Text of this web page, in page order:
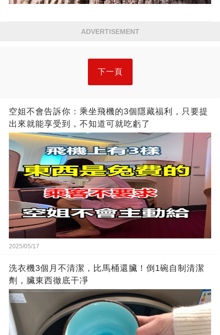
ADVERTISEMENT
下一頁
空姐不會告訴你：乘坐飛機的3個隱藏福利，只要提
出來就能享受到，不知道可就吃虧了
2025/05/17
洗衣機3個月不清潔，比馬桶還臟！倒1碗自制清潔
劑，臟東西徹底干凈